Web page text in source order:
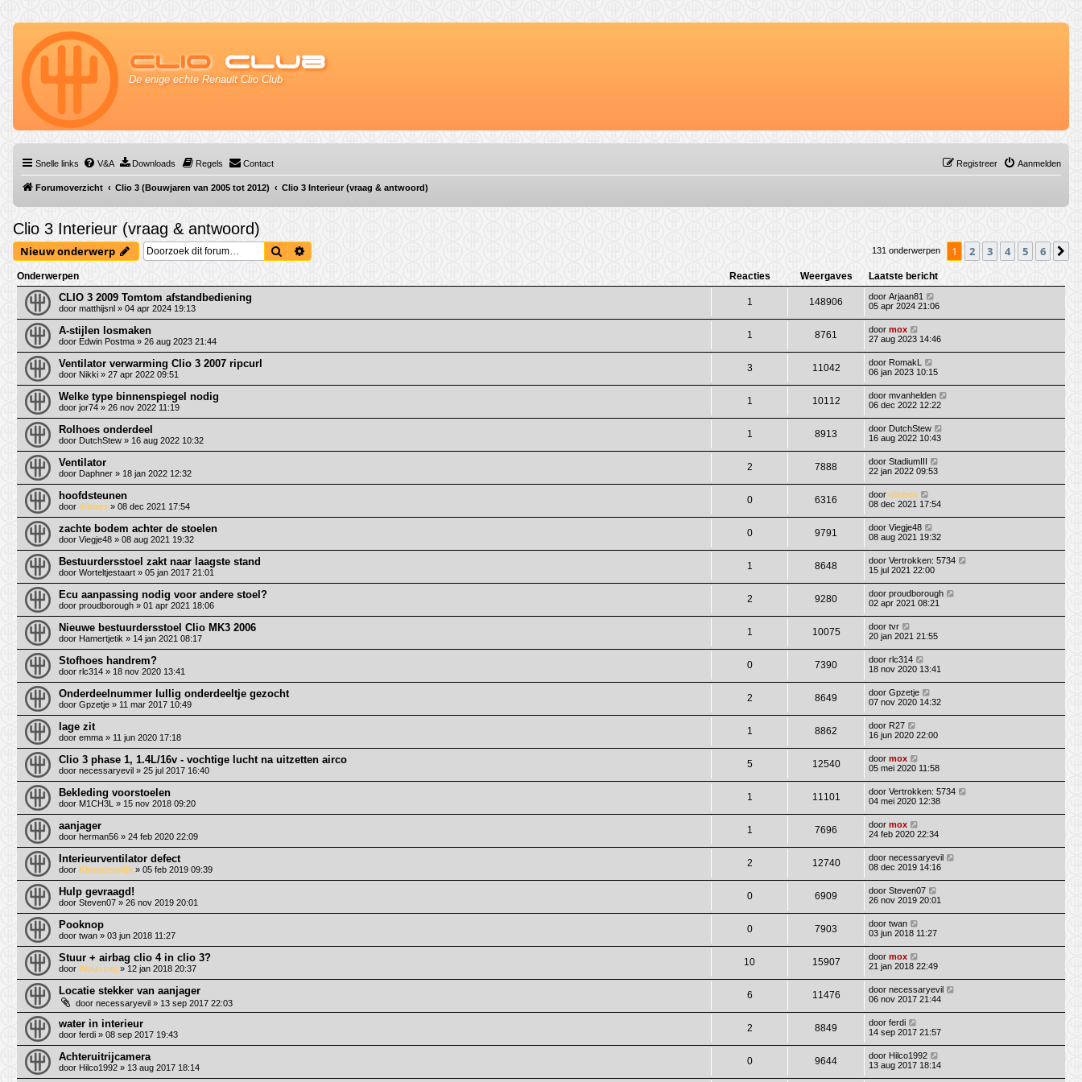
Clio Club
De enige echte Renault Clio Club
Snelle links V&A Downloads Regels Contact Aanmelden
Registreer
Forumoverzicht Clio 3 (Bouwjaren van 2005 tot 2012) Clio 3 Interieur (vraag & antwoord)
Clio 3 Interieur (vraag & antwoord)
Nieuw onderwerp Zoek 131 onderwerpen 1 2 3 4 5 6
Onderwerpen Reacties Weergaves Laatste bericht
CLIO 3 2009 Tomtom afstandbediening
door matthijsnl » 04 apr 2024 19:13
1 148906 door Arjaan81
05 apr 2024 21:06
A-stijlen losmaken
door Edwin Postma » 26 aug 2023 21:44
1 8761 door mox
27 aug 2023 14:46
Ventilator verwarming Clio 3 2007 ripcurl
door Nikki » 27 apr 2022 09:51
3 11042 door RomakL
06 jan 2023 10:15
Welke type binnenspiegel nodig
door jor74 » 26 nov 2022 11:19
1 10112 door mvanhelden
06 dec 2022 12:22
Rolhoes onderdeel
door DutchStew » 16 aug 2022 10:32
1 8913 door DutchStew
16 aug 2022 10:43
Ventilator
door Daphner » 18 jan 2022 12:32
2 7888 door StadiumIII
22 jan 2022 09:53
hoofdsteunen
door dibbes » 08 dec 2021 17:54
0 6316 door dibbes
08 dec 2021 17:54
zachte bodem achter de stoelen
door Viegje48 » 08 aug 2021 19:32
0 9791 door Viegje48
08 aug 2021 19:32
Bestuurdersstoel zakt naar laagste stand
door Worteltjestaart » 05 jan 2017 21:01
1 8648 door Vertrokken: 5734
15 jul 2021 22:00
Ecu aanpassing nodig voor andere stoel?
door proudborough » 01 apr 2021 18:06
2 9280 door proudborough
02 apr 2021 08:21
Nieuwe bestuurdersstoel Clio MK3 2006
door Hamertjetik » 14 jan 2021 08:17
1 10075 door tvr
20 jan 2021 21:55
Stofhoes handrem?
door rlc314 » 18 nov 2020 13:41
0 7390 door rlc314
18 nov 2020 13:41
Onderdeelnummer lullig onderdeeltje gezocht
door Gpzetje » 11 mar 2017 10:49
2 8649 door Gpzetje
07 nov 2020 14:32
lage zit
door emma » 11 jun 2020 17:18
1 8862 door R27
16 jun 2020 22:00
Clio 3 phase 1, 1.4L/16v - vochtige lucht na uitzetten airco
door necessaryevil » 25 jul 2017 16:40
5 12540 door mox
05 mei 2020 11:58
Bekleding voorstoelen
door M1CH3L » 15 nov 2018 09:20
1 11101 door Vertrokken: 5734
04 mei 2020 12:38
aanjager
door herman56 » 24 feb 2020 22:09
1 7696 door mox
24 feb 2020 22:34
Interieurventilator defect
door Kkoudendijk » 05 feb 2019 09:39
2 12740 door necessaryevil
08 dec 2019 14:16
Hulp gevraagd!
door Steven07 » 26 nov 2019 20:01
0 6909 door Steven07
26 nov 2019 20:01
Pooknop
door twan » 03 jun 2018 11:27
0 7903 door twan
03 jun 2018 11:27
Stuur + airbag clio 4 in clio 3?
door Wouzziej » 12 jan 2018 20:37
10 15907 door mox
21 jan 2018 22:49
Locatie stekker van aanjager
door necessaryevil » 13 sep 2017 22:03
6 11476 door necessaryevil
06 nov 2017 21:44
water in interieur
door ferdi » 08 sep 2017 19:43
2 8849 door ferdi
14 sep 2017 21:57
Achteruitrijcamera
door Hilco1992 » 13 aug 2017 18:14
0 9644 door Hilco1992
13 aug 2017 18:14